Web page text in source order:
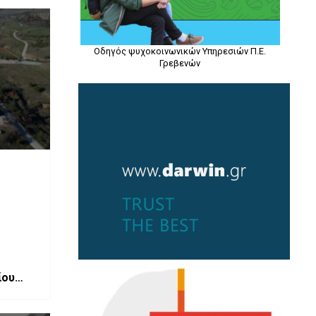
Οδηγός ψυχοκοινωνικών Υπηρεσιών Π.Ε.
Γρεβενών